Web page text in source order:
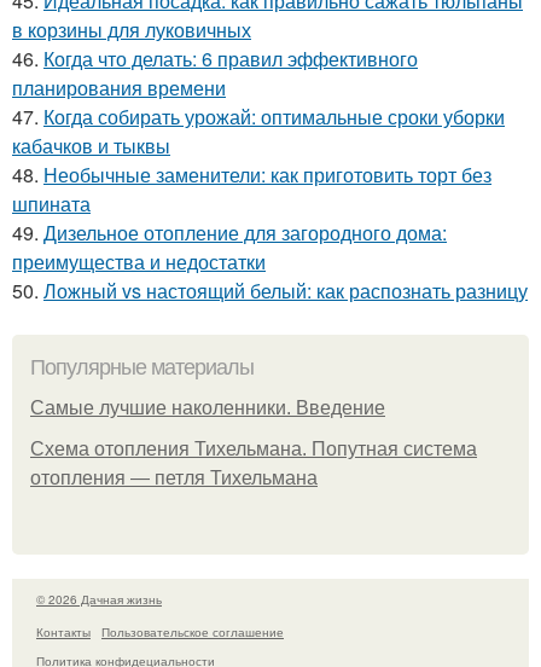
в корзины для луковичных
46. Когда что делать: 6 правил эффективного
планирования времени
47. Когда собирать урожай: оптимальные сроки уборки
кабачков и тыквы
48. Необычные заменители: как приготовить торт без
шпината
49. Дизельное отопление для загородного дома:
преимущества и недостатки
50. Ложный vs настоящий белый: как распознать разницу
Популярные материалы
Самые лучшие наколенники. Введение
Схема отопления Тихельмана. Попутная система
отопления — петля Тихельмана
© 2026 Дачная жизнь
Контакты
Пользовательское соглашение
Политика конфидециальности